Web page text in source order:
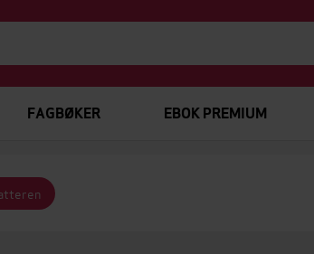
FAGBØKER EBOK PREMIUM